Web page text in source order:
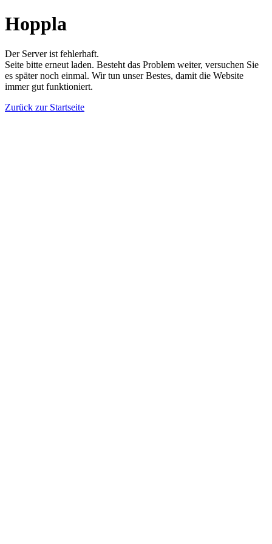
Hoppla
Der Server ist fehlerhaft.
Seite bitte erneut laden. Besteht das Problem weiter, versuchen Sie
es später noch einmal. Wir tun unser Bestes, damit die Website
immer gut funktioniert.
Zurück zur Startseite